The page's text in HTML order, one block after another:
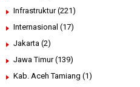
Infrastruktur (221)
Internasional (17)
Jakarta (2)
Jawa Timur (139)
Kab. Aceh Tamiang (1)